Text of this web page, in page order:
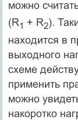
можно
(R1 + R2).
находится в
выходного
схеме
применить
можно
накоротко